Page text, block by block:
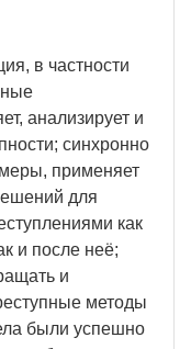
в частности
анализирует и
синхронно
применяет
для
как
и после неё;
и
методы
были успешно